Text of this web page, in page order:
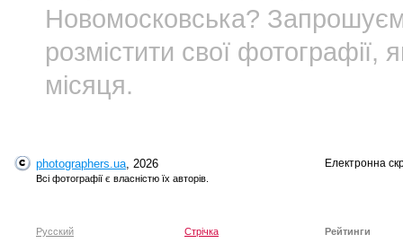
Новомосковська?
розмістити свої
місяця.
photographers.ua, 2026
Всі фотографії є власністю їх авторів.
Електронна
Русский
Стрічка
Рейтинги